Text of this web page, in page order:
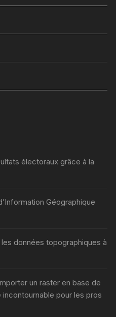
électoraux grâce à la
Géographique
données topographiques à
un raster en base de
pour les pros